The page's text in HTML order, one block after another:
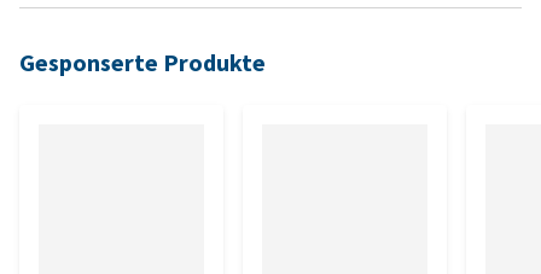
Gesponserte Produkte